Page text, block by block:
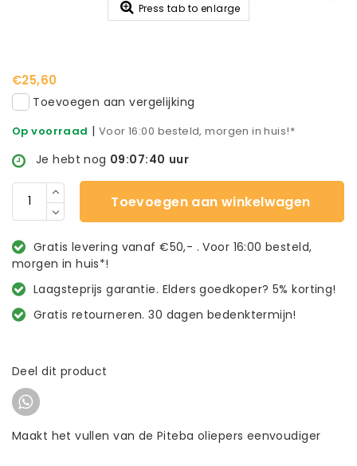
Press tab to enlarge
€25,60
Toevoegen aan vergelijking
Op voorraad | Voor 16:00 besteld, morgen in huis!*
Je hebt nog 09:07:39 uur
Toevoegen aan winkelwagen
Gratis levering vanaf €50,- . Voor 16:00 besteld,
morgen in huis*!
Laagsteprijs garantie. Elders goedkoper? 5% korting!
Gratis retourneren. 30 dagen bedenktermijn!
Deel dit product
Maakt het vullen van de Piteba oliepers eenvoudiger